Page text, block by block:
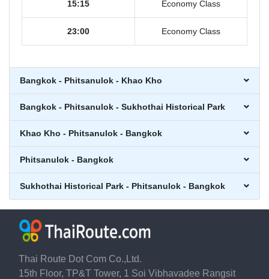
15:15 Economy Class
23:00 Economy Class
Bangkok - Phitsanulok - Khao Kho
Bangkok - Phitsanulok - Sukhothai Historical Park
Khao Kho - Phitsanulok - Bangkok
Phitsanulok - Bangkok
Sukhothai Historical Park - Phitsanulok - Bangkok
Thai Route Dot Com Co.,Ltd.
15th Floor, TP&T Tower, 1 Soi Vibhavadee Rangsit